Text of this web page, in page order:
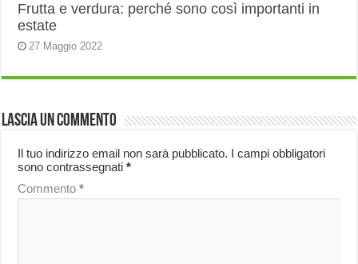
Frutta e verdura: perché sono così importanti in
estate
27 Maggio 2022
Lascia un commento
Il tuo indirizzo email non sarà pubblicato. I campi obbligatori
sono contrassegnati*
Commento*